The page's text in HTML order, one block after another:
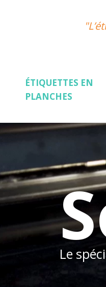
ÉTIQUETTES EN
PLANCHES
Le